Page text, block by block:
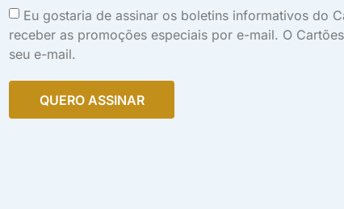
Eu gostaria de assinar os boletins informativos do
receber as promoções especiais por e-mail. O
seu e-mail.
QUERO ASSINAR